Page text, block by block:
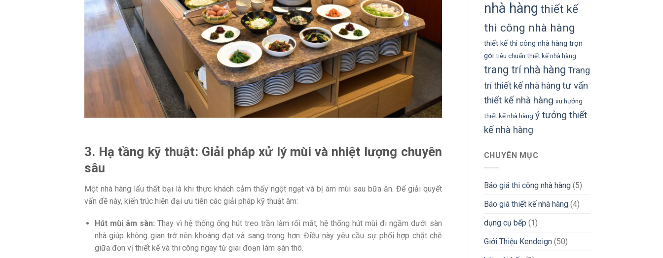
3. Hạ tầng kỹ thuật: Giải pháp xử lý mùi và nhiệt lượng chuyên
sâu
Một nhà hàng lẩu thất bại là khi thực khách cảm thấy ngột ngạt và bị ám mùi sau bữa ăn. Để giải quyết
vấn đề này, kiến trúc hiện đại ưu tiên các giải pháp kỹ thuật âm:
Hút mùi âm sàn: Thay vì hệ thống ống hút treo trần làm rối mắt, hệ thống hút mùi đi ngầm dưới sàn
nhà giúp không gian trở nên khoáng đạt và sang trọng hơn. Điều này yêu cầu sự phối hợp chặt chẽ
giữa đơn vị thiết kế và thi công ngay từ giai đoạn làm sàn thô.
nhà hàng thiết kế
thi công nhà hàng
thiết kế thi công nhà hàng trọn
gói tiêu chuẩn thiết kế nhà hàng
trang trí nhà hàng Trang
trí thiết kế nhà hàng tư vấn
thiết kế nhà hàng xu hướng
thiết kế nhà hàng ý tưởng thiết
kế nhà hàng
CHUYÊN MỤC
Báo giá thi công nhà hàng(5)
Báo giá thiết kế nhà hàng(4)
dụng cụ bếp (1)
Giới Thiệu Kendeign(50)